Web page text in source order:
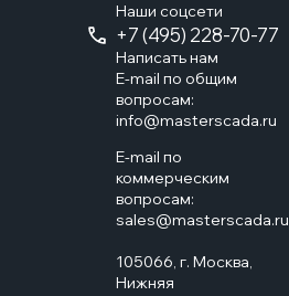
+7 (495) 228-70-77
Написать нам
Наши соцсети
E-mail по общим
вопросам:
info@masterscada.ru
E-mail по
коммерческим
вопросам:
sales@masterscada.ru
105066, г. Москва,
Нижняя